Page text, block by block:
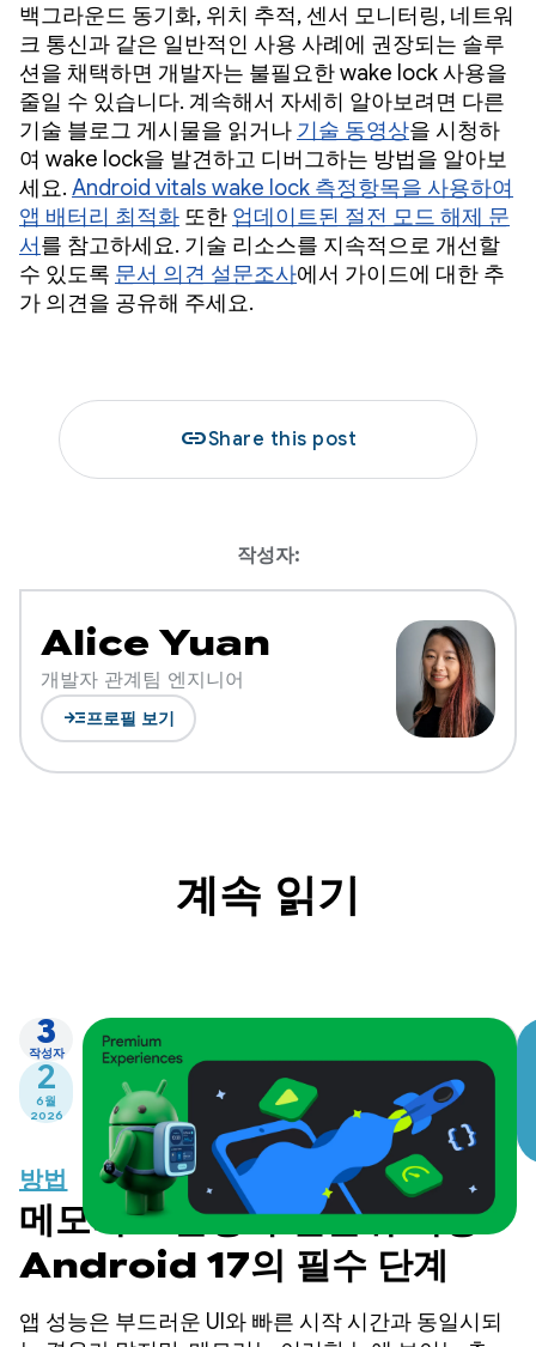
백그라운드 동기화, 위치 추적, 센서 모니터링, 네트워
크 통신과 같은 일반적인 사용 사례에 권장되는 솔루
션을 채택하면 개발자는 불필요한 wake lock 사용을
줄일 수 있습니다. 계속해서 자세히 알아보려면 다른
기술 블로그 게시물을 읽거나 기술 동영상을 시청하
여 wake lock을 발견하고 디버그하는 방법을 알아보
세요. Android vitals wake lock 측정항목을 사용하여
앱 배터리 최적화 또한 업데이트된 절전 모드 해제 문
서를 참고하세요. 기술 리소스를 지속적으로 개선할
수 있도록 문서 의견 설문조사에서 가이드에 대한 추
가 의견을 공유해 주세요.
linkShare this post
작성자:
Alice Yuan
개발자 관계팀 엔지니어
read_more프로필 보기
계속 읽기
3
작성자
2
6월
2026
방법
메모리 효율성 우선순위 지정:
Android 17의 필수 단계
앱 성능은 부드러운 UI와 빠른 시작 시간과 동일시되